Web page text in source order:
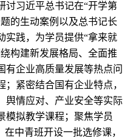
讨习近平总书记在“开学第
的生动案例以及总书记长
实践，为学员提供“拿来就
构建新发展格局、全面推
有企业高质量发展等热点问
紧密结合国有企业特点，
舆情应对、产业安全等实际
模拟教学课程；聚焦学员
中青班开设一批选修课，